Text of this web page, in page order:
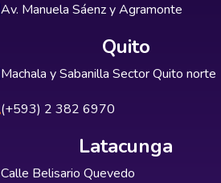
Av. Manuela Sáenz y Agramonte
Quito
Machala y Sabanilla Sector Quito norte
(+593) 2 382 6970
Latacunga
Calle Belisario Quevedo